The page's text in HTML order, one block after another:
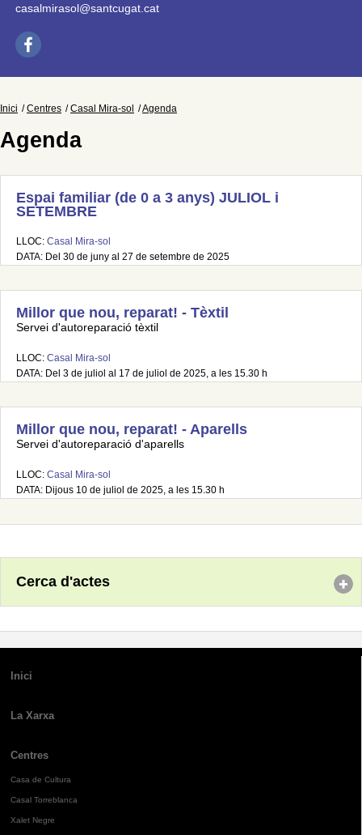
casalmirasol@santcugat.cat
Inici Centres Casal Mira-sol Agenda
Agenda
Espai familiar (de 0 a 3 anys) JULIOL i
SETEMBRE
LLOC: Casal Mira-sol
DATA: Del 30 de juny al 27 de setembre de 2025
Millor que nou, reparat! - Tèxtil
Servei d'autoreparació tèxtil
LLOC: Casal Mira-sol
DATA: Del 3 de juliol al 17 de juliol de 2025, a les 15.30 h
Millor que nou, reparat! - Aparells
Servei d'autoreparació d'aparells
LLOC: Casal Mira-sol
DATA: Dijous 10 de juliol de 2025, a les 15.30 h
Cerca d'actes
Inici
La Xarxa
Centres
Casa de Cultura
Casal Torreblanca
Xalet Negre